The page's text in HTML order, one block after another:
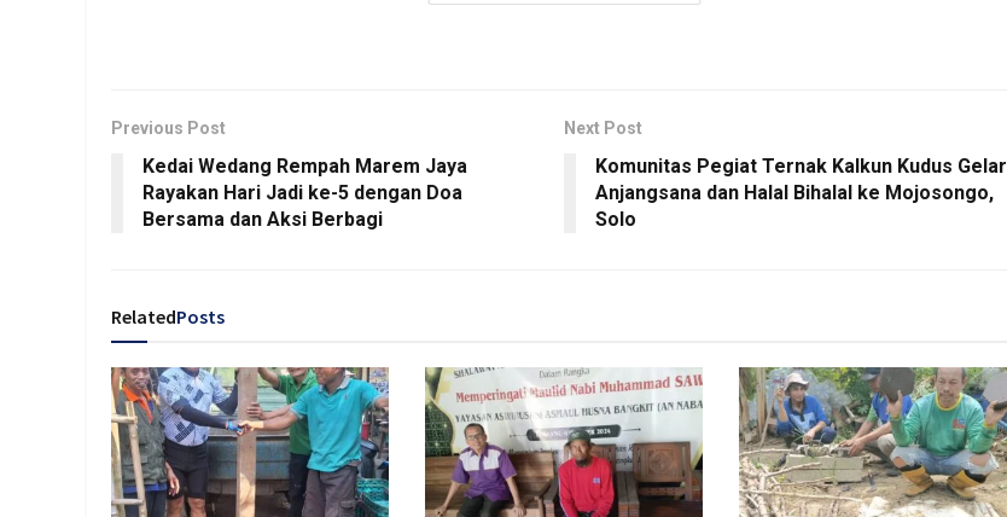
Previous Post
Kedai Wedang Rempah Marem Jaya
Rayakan Hari Jadi ke-5 dengan Doa
Bersama dan Aksi Berbagi
Next Post
Komunitas Pegiat Ternak Kalkun Kudus Gelar
Anjangsana dan Halal Bihalal ke Mojosongo,
Solo
RelatedPosts